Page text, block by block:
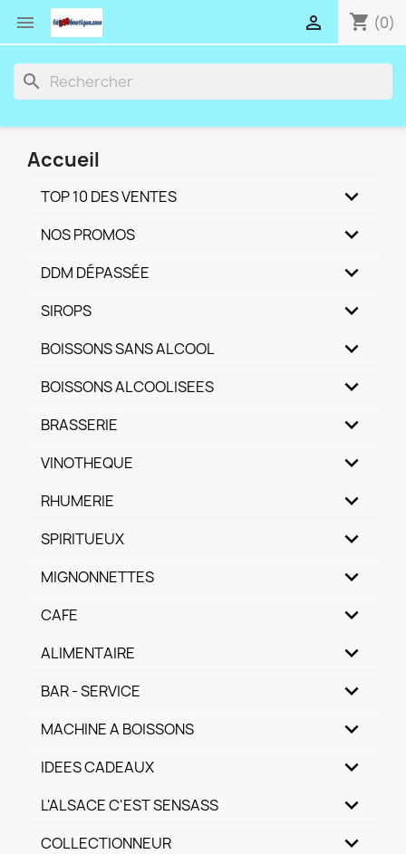
 shopping_cart (0)

search
Accueil
TOP 10 DES VENTES
NOS PROMOS
DDM DÉPASSÉE
SIROPS
BOISSONS SANS ALCOOL
BOISSONS ALCOOLISEES
BRASSERIE
VINOTHEQUE
RHUMERIE
SPIRITUEUX
MIGNONNETTES
CAFE
ALIMENTAIRE
BAR - SERVICE
MACHINE A BOISSONS
IDEES CADEAUX
L'ALSACE C'EST SENSASS
COLLECTIONNEUR